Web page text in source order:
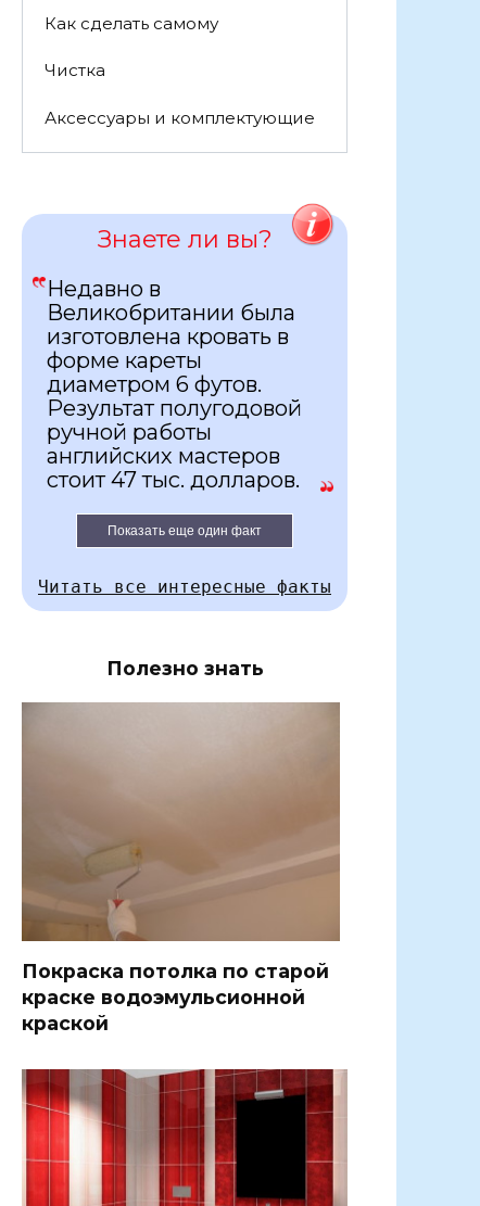
Как сделать самому
Чистка
Аксессуары и комплектующие
Знаете ли вы?
Недавно в
Великобритании была
изготовлена кровать в
форме кареты
диаметром 6 футов.
Результат полугодовой
ручной работы
английских мастеров
стоит 47 тыс. долларов.
Показать еще один факт
Читать все интересные факты
Полезно знать
Покраска потолка по старой
краске водоэмульсионной
краской